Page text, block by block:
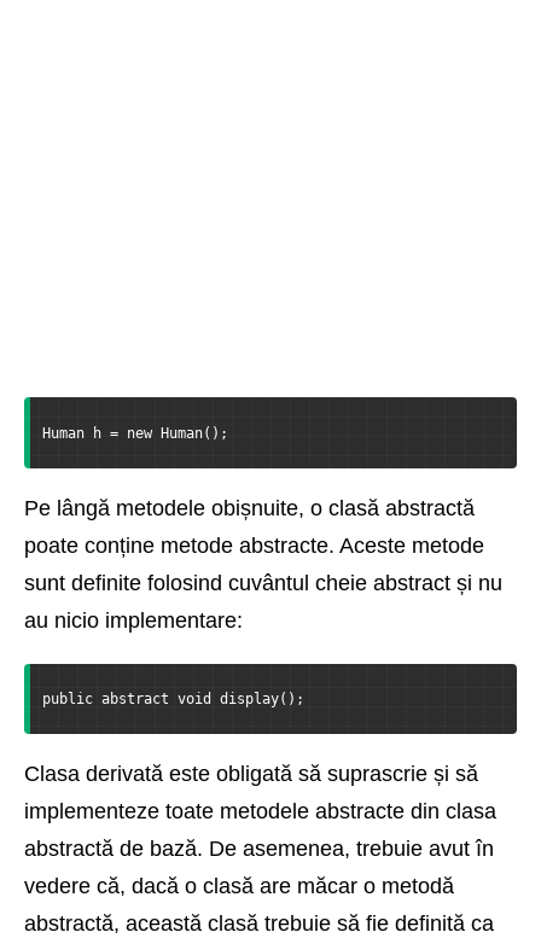
Human h = new Human();
Pe lângă metodele obișnuite, o clasă abstractă
poate conține metode abstracte. Aceste metode
sunt definite folosind cuvântul cheie abstract și nu
au nicio implementare:
public abstract void display();
Clasa derivată este obligată să suprascrie și să
implementeze toate metodele abstracte din clasa
abstractă de bază. De asemenea, trebuie avut în
vedere că, dacă o clasă are măcar o metodă
abstractă, această clasă trebuie să fie definită ca